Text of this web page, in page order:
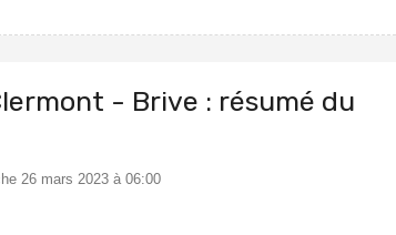
- Brive : résumé du
26 mars 2023 à 06:00